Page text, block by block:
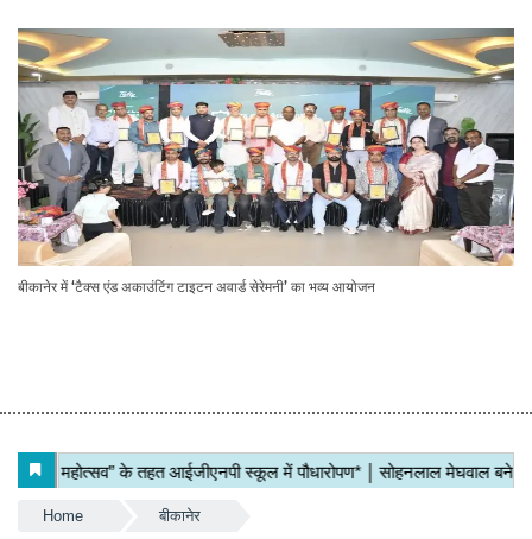
बीकानेर में ‘टैक्स एंड अकाउंटिंग टाइटन अवार्ड सेरेमनी’ का भव्य आयोजन
Home बीकानेर